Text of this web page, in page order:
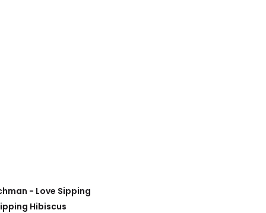
- Love Sipping
Hibiscus